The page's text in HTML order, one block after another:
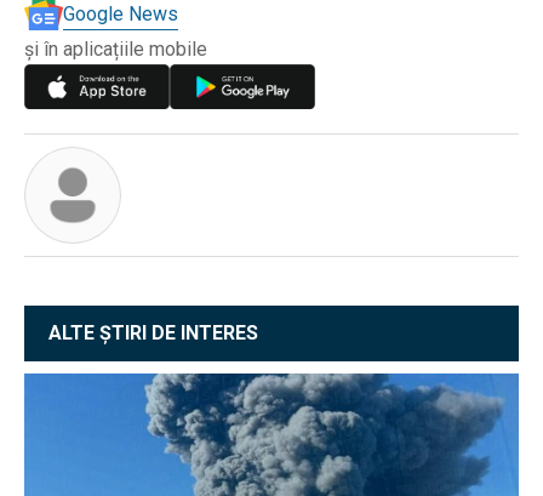
Google News
și în aplicațiile mobile
ALTE ȘTIRI DE INTERES